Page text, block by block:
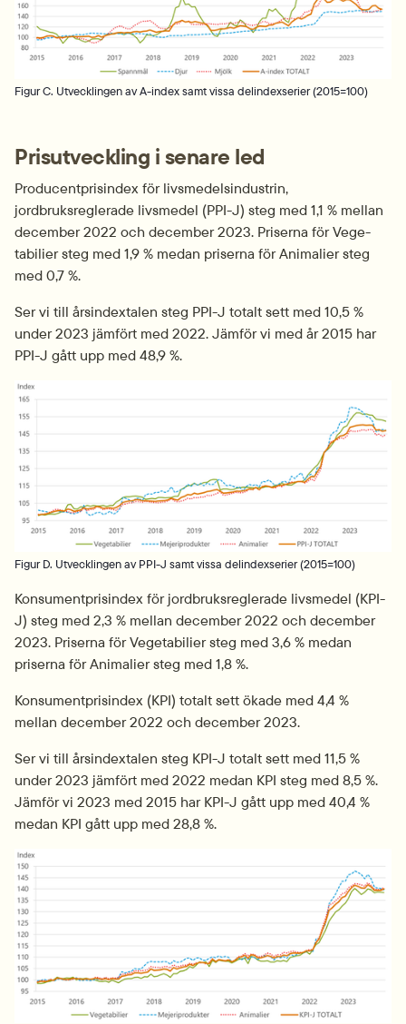
Figur C. Utvecklingen av A-index samt vissa delindexserier (2015=100)
Prisutveckling i senare led
Producentprisindex för livsmedelsindustrin,
jordbruksreglerade livsmedel (PPI-J) steg med 1,1 % mellan
december 2022 och december 2023. Priserna för Vege­
tabilier steg med 1,9 % medan priserna för Animalier steg
med 0,7 %.
Ser vi till årsindextalen steg PPI-J totalt sett med 10,5 %
under 2023 jämfört med 2022. Jämför vi med år 2015 har
PPI-J gått upp med 48,9 %.
Figur D. Utvecklingen av PPI-J samt vissa delindexserier (2015=100)
Konsumentprisindex för jordbruksreglerade livsmedel (KPI-
J) steg med 2,3 % mellan december 2022 och december
2023. Priserna för Vegetabilier steg med 3,6 % medan
priserna för Animalier steg med 1,8 %.
Konsumentprisindex (KPI) totalt sett ökade med 4,4 %
mellan december 2022 och december 2023.
Ser vi till årsindextalen steg KPI-J totalt sett med 11,5 %
under 2023 jämfört med 2022 medan KPI steg med 8,5 %.
Jämför vi 2023 med 2015 har KPI-J gått upp med 40,4 %
medan KPI gått upp med 28,8 %.